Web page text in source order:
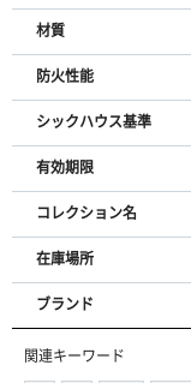
材質
防火性能
シックハウス基準
有効期限
コレクション名
在庫場所
ブランド
関連キーワード